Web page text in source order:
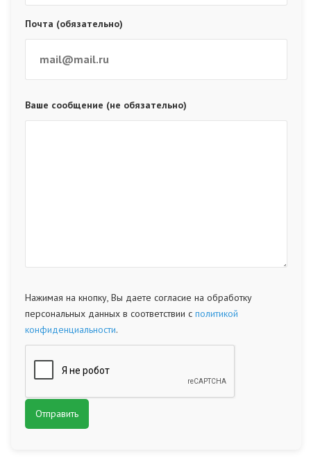
Почта (обязательно)
Ваше сообщение (не обязательно)
Нажимая на кнопку, Вы даете согласие на обработку
персональных данных в соответствии с политикой
конфиденциальности.